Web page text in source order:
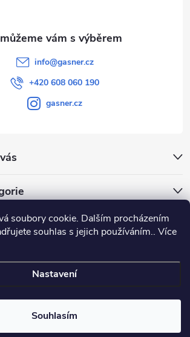
soubory cookie. Dalším procházením
souhlas s jejich používáním.. Více
Nastavení
Souhlasím
info@gasner.cz
+420 608 060 190
gasner.cz
platby
GASNER. Všechna práva vyhrazena.